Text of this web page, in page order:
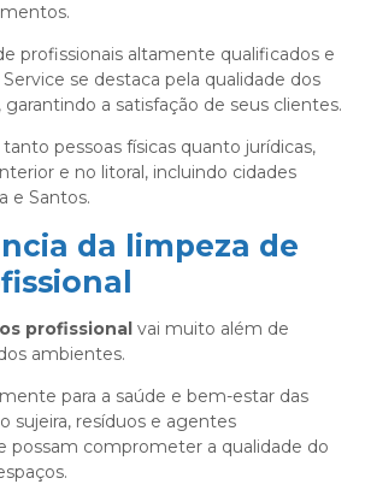
profissionais altamente qualificados e
se destaca pela qualidade dos
garantindo a satisfação de seus clientes.
pessoas físicas quanto jurídicas,
e no litoral, incluindo cidades
e Santos.
da limpeza de
profissional vai muito além de
ambientes.
para a saúde e bem-estar das
sujeira, resíduos e agentes
possam comprometer a qualidade do